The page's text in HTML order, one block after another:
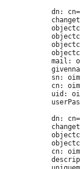
dn:
mail:
sn:
cn:
uid:
dn:
cn: